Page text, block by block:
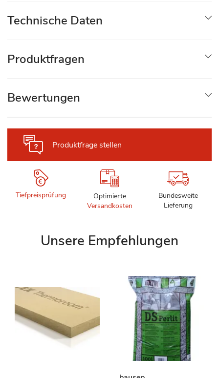
Produktfrage stellen
Tiefpreisprüfung
Optimierte
Versandkosten
Bundesweite
Lieferung
Technische Daten
Produktfragen
Bewertungen
Unsere Empfehlungen